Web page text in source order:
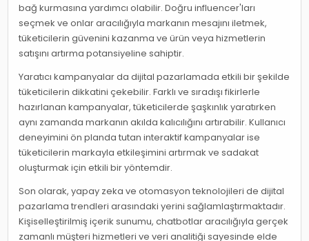
bağ kurmasına yardımcı olabilir. Doğru influencer'ları
seçmek ve onlar aracılığıyla markanın mesajını iletmek,
tüketicilerin güvenini kazanma ve ürün veya hizmetlerin
satışını artırma potansiyeline sahiptir.
Yaratıcı kampanyalar da dijital pazarlamada etkili bir şekilde
tüketicilerin dikkatini çekebilir. Farklı ve sıradışı fikirlerle
hazırlanan kampanyalar, tüketicilerde şaşkınlık yaratırken
aynı zamanda markanın akılda kalıcılığını artırabilir. Kullanıcı
deneyimini ön planda tutan interaktif kampanyalar ise
tüketicilerin markayla etkileşimini artırmak ve sadakat
oluşturmak için etkili bir yöntemdir.
Son olarak, yapay zeka ve otomasyon teknolojileri de dijital
pazarlama trendleri arasındaki yerini sağlamlaştırmaktadır.
Kişiselleştirilmiş içerik sunumu, chatbotlar aracılığıyla gerçek
zamanlı müşteri hizmetleri ve veri analitiği sayesinde elde